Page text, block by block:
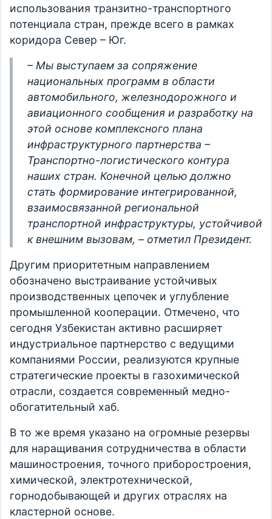
использования транзитно-транспортного
потенциала стран, прежде всего в рамках
коридора Север – Юг.
– Мы выступаем за сопряжение
национальных программ в области
автомобильного, железнодорожного и
авиационного сообщения и разработку на
этой основе комплексного плана
инфраструктурного партнерства –
Транспортно-логистического контура
наших стран. Конечной целью должно
стать формирование интегрированной,
взаимосвязанной региональной
транспортной инфраструктуры, устойчивой
к внешним вызовам, – отметил Президент.
Другим приоритетным направлением
обозначено выстраивание устойчивых
производственных цепочек и углубление
промышленной кооперации. Отмечено, что
сегодня Узбекистан активно расширяет
индустриальное партнерство с ведущими
компаниями России, реализуются крупные
стратегические проекты в газохимической
отрасли, создается современный медно-
обогатительный хаб.
В то же время указано на огромные резервы
для наращивания сотрудничества в области
машиностроения, точного приборостроения,
химической, электротехнической,
горнодобывающей и других отраслях на
кластерной основе.